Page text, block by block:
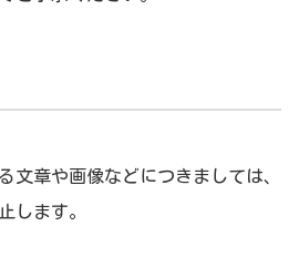
文章や画像などにつきましては、
します。